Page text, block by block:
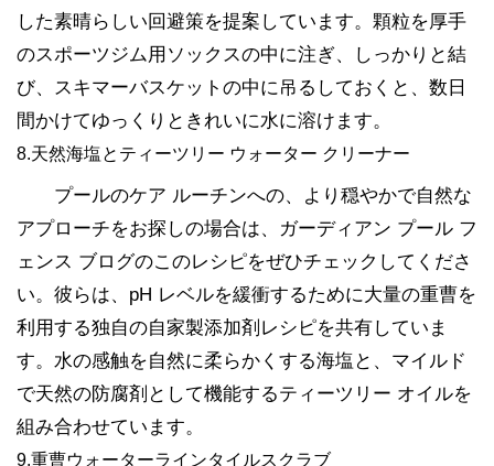
した素晴らしい回避策を提案しています。顆粒を厚手
のスポーツジム用ソックスの中に注ぎ、しっかりと結
び、スキマーバスケットの中に吊るしておくと、数日
間かけてゆっくりときれいに水に溶けます。
8.天然海塩とティーツリー ウォーター クリーナー
プールのケア ルーチンへの、より穏やかで自然な
アプローチをお探しの場合は、ガーディアン プール フ
ェンス ブログのこのレシピをぜひチェックしてくださ
い。彼らは、pH レベルを緩衝するために大量の重曹を
利用する独自の自家製添加剤レシピを共有していま
す。水の感触を自然に柔らかくする海塩と、マイルド
で天然の防腐剤として機能するティーツリー オイルを
組み合わせています。
9.重曹ウォーターラインタイルスクラブ